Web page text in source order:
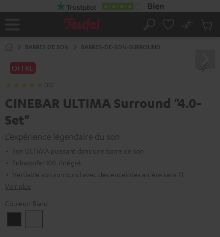
Page
Rechercher
No
BARRES DE SON BARRES-DE-SON-SURROUND
OFFRE
(17)
CINEBAR ULTIMA Surround "4.0-
Set"
L’expérience légendaire du son
Son ULTIMA puissant dans une barre de son
Subwoofer XXL intégré
Vértiable son surround avec des enceintes arrière sans fil
Voir plus
Couleur: Blanc